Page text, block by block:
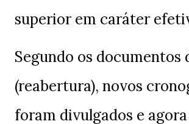
superior em caráter
Segundo os documentos
(reabertura), novos
foram divulgados e